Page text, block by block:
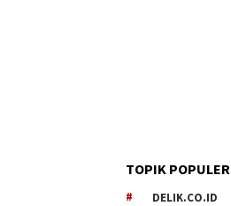
TOPIK POPULER
DELIK.CO.ID